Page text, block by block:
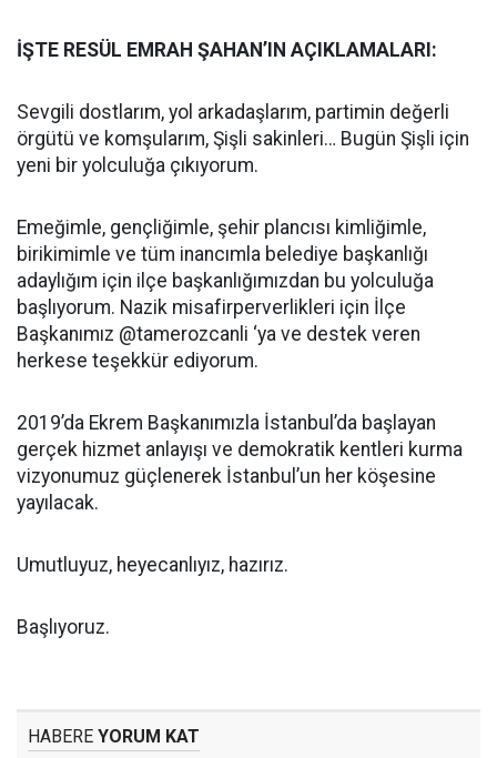
İŞTE RESÜL EMRAH ŞAHAN’IN AÇIKLAMALARI:
Sevgili dostlarım, yol arkadaşlarım, partimin değerli
örgütü ve komşularım, Şişli sakinleri… Bugün Şişli için
yeni bir yolculuğa çıkıyorum.
Emeğimle, gençliğimle, şehir plancısı kimliğimle,
birikimimle ve tüm inancımla belediye başkanlığı
adaylığım için ilçe başkanlığımızdan bu yolculuğa
başlıyorum. Nazik misafirperverlikleri için İlçe
Başkanımız @tamerozcanli ‘ya ve destek veren
herkese teşekkür ediyorum.
2019’da Ekrem Başkanımızla İstanbul’da başlayan
gerçek hizmet anlayışı ve demokratik kentleri kurma
vizyonumuz güçlenerek İstanbul’un her köşesine
yayılacak.
Umutluyuz, heyecanlıyız, hazırız.
Başlıyoruz.
HABERE YORUM KAT